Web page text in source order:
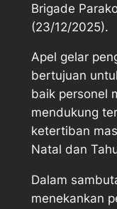
Brigade
(23/12/2025).
Apel gelar
bertujuan
baik personel
mendukung
ketertiban
Natal dan
Dalam
menekankan